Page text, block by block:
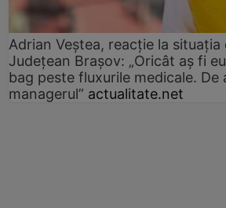
Adrian Veștea, reacție la
Județean Brașov: „Oricât aș fi
bag peste fluxurile medicale. De
managerul” actualitate.net